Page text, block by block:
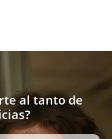
al tanto de